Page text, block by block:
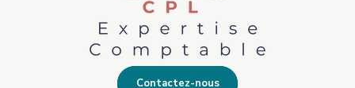
Contactez-nous